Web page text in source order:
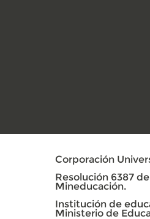
Corporación
Resolución 6387
Mineducación.
Institución de
Ministerio de